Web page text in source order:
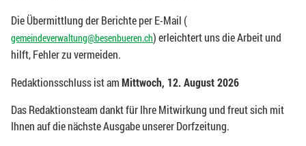
Die Übermittlung der Berichte per E-Mail (
gemeindeverwaltung@besenbueren.ch) erleichtert uns die Arbeit und
hilft, Fehler zu vermeiden.
Redaktionsschluss ist amMittwoch, 12. August 2026
Das Redaktionsteam dankt für Ihre Mitwirkung und freut sich mit
Ihnen auf die nächste Ausgabe unserer Dorfzeitung.